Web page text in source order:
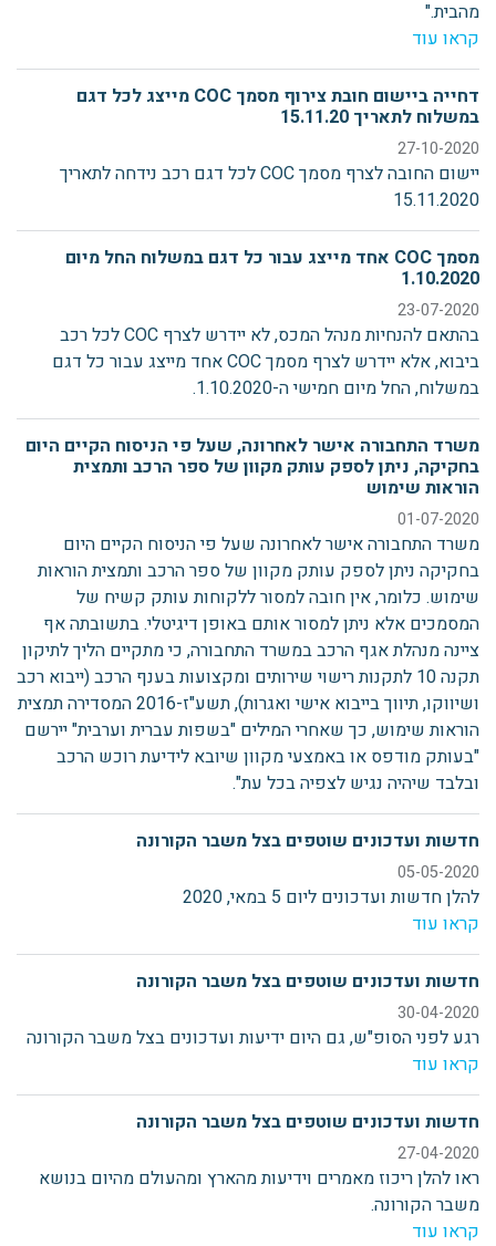
מהבית."
קראו עוד
דחייה ביישום חובת צירוף מסמך COC מייצג לכל דגם
במשלוח לתאריך 15.11.20
27-10-2020
יישום החובה לצרף מסמך COC לכל דגם רכב נידחה לתאריך
15.11.2020
מסמך COC אחד מייצג עבור כל דגם במשלוח החל מיום
1.10.2020
23-07-2020
בהתאם להנחיות מנהל המכס, לא יידרש לצרף COC לכל רכב
ביבוא, אלא יידרש לצרף מסמך COC אחד מייצג עבור כל דגם
במשלוח, החל מיום חמישי ה-1.10.2020.
משרד התחבורה אישר לאחרונה, שעל פי הניסוח הקיים היום
בחקיקה, ניתן לספק עותק מקוון של ספר הרכב ותמצית
הוראות שימוש
01-07-2020
משרד התחבורה אישר לאחרונה שעל פי הניסוח הקיים היום
בחקיקה ניתן לספק עותק מקוון של ספר הרכב ותמצית הוראות
שימוש. כלומר, אין חובה למסור ללקוחות עותק קשיח של
המסמכים אלא ניתן למסור אותם באופן דיגיטלי. בתשובתה אף
ציינה מנהלת אגף הרכב במשרד התחבורה, כי מתקיים הליך לתיקון
תקנה 10 לתקנות רישוי שירותים ומקצועות בענף הרכב (ייבוא רכב
ושיווקו, תיווך בייבוא אישי ואגרות), תשע"ז-2016 המסדירה תמצית
הוראות שימוש, כך שאחרי המילים "בשפות עברית וערבית" יירשם
"בעותק מודפס או באמצעי מקוון שיובא לידיעת רוכש הרכב
ובלבד שיהיה נגיש לצפיה בכל עת".
חדשות ועדכונים שוטפים בצל משבר הקורונה
05-05-2020
להלן חדשות ועדכונים ליום 5 במאי, 2020
קראו עוד
חדשות ועדכונים שוטפים בצל משבר הקורונה
30-04-2020
רגע לפני הסופ"ש, גם היום ידיעות ועדכונים בצל משבר הקורונה
קראו עוד
חדשות ועדכונים שוטפים בצל משבר הקורונה
27-04-2020
ראו להלן ריכוז מאמרים וידיעות מהארץ ומהעולם מהיום בנושא
משבר הקורונה.
קראו עוד